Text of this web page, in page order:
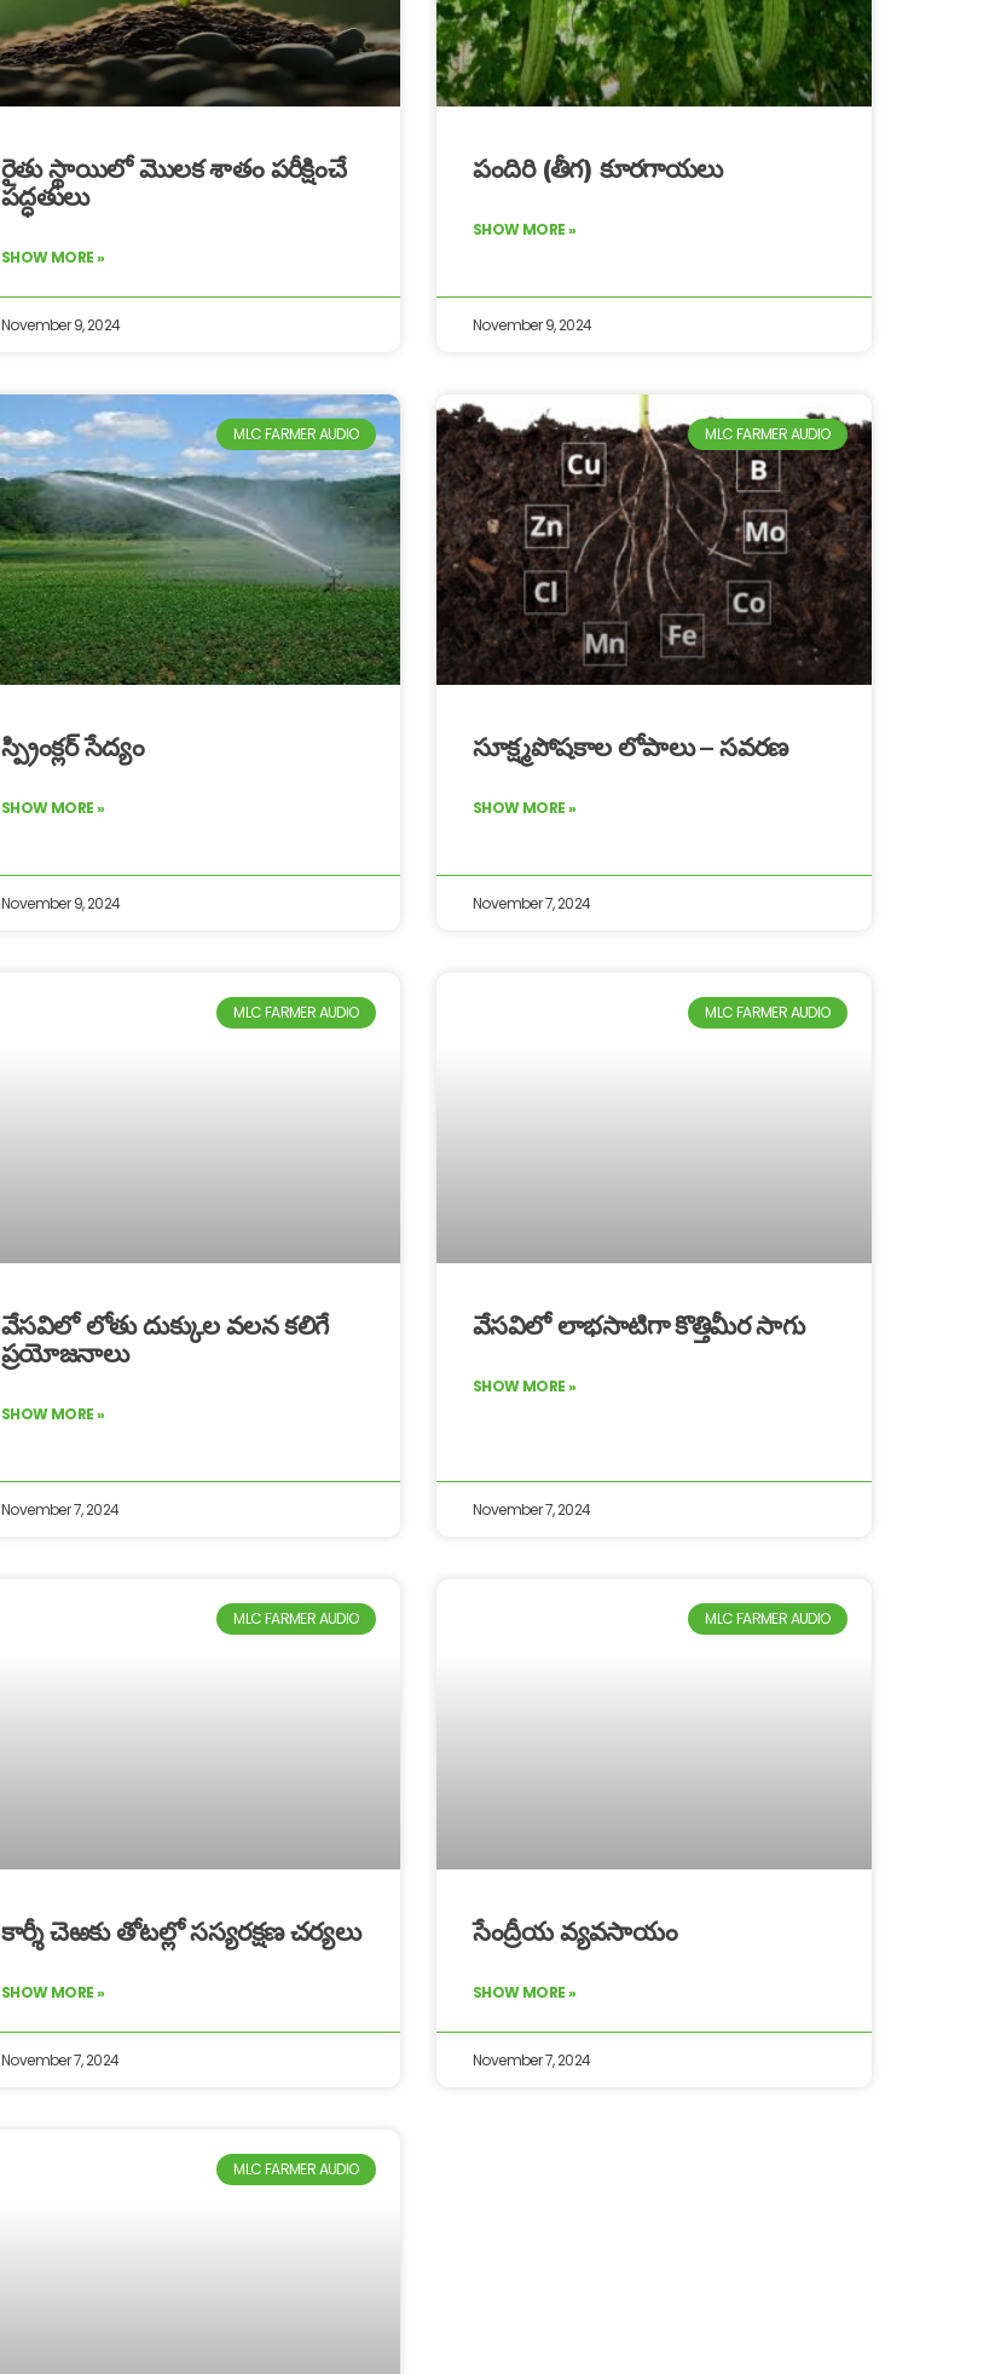
రైతు స్థాయిలో మొలక శాతం పరీక్షించే
పద్ధతులు
SHOW MORE »
November 9, 2024
పందిరి (తీగ) కూరగాయలు
SHOW MORE »
November 9, 2024
MLC FARMER AUDIO
స్ప్రింక్లర్ సేద్యం
SHOW MORE »
November 9, 2024
MLC FARMER AUDIO
సూక్ష్మపోషకాల లోపాలు – సవరణ
SHOW MORE »
November 7, 2024
MLC FARMER AUDIO
వేసవిలో లోతు దుక్కుల వలన కలిగే
ప్రయోజనాలు
SHOW MORE »
November 7, 2024
MLC FARMER AUDIO
వేసవిలో లాభసాటిగా కొత్తిమీర సాగు
SHOW MORE »
November 7, 2024
MLC FARMER AUDIO
కార్శీ చెఱకు తోటల్లో సస్యరక్షణ చర్యలు
SHOW MORE »
November 7, 2024
MLC FARMER AUDIO
సేంద్రీయ వ్యవసాయం
SHOW MORE »
November 7, 2024
MLC FARMER AUDIO